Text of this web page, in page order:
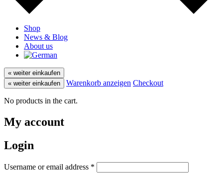
Shop
News & Blog
About us
« weiter einkaufen
« weiter einkaufen
Warenkorb anzeigen Checkout
No products in the cart.
My account
Login
Username or email address *